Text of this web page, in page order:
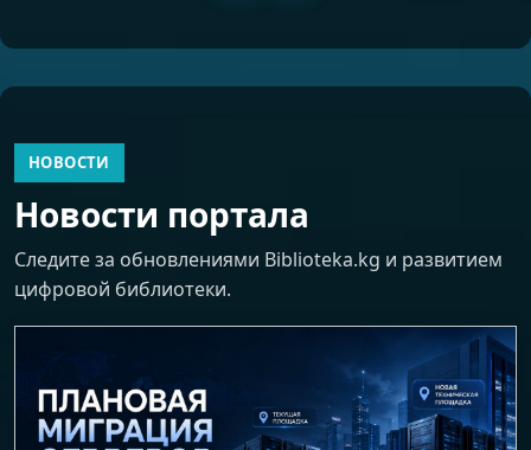
НОВОСТИ
Новости портала
Следите за обновлениями Biblioteka.kg и развитием
цифровой библиотеки.